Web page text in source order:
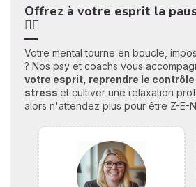
Offrez à votre esprit la
🧘‍♀️
Votre mental tourne en boucle,
? Nos psy et coachs vous
votre esprit, reprendre le
stress et cultiver une relaxation
alors n'attendez plus pour être Z-E-N